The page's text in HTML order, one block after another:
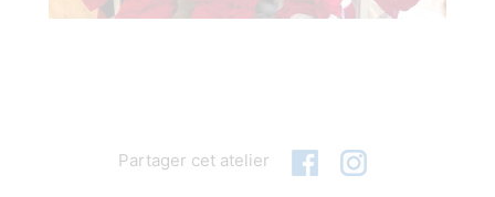
Partager cet atelier